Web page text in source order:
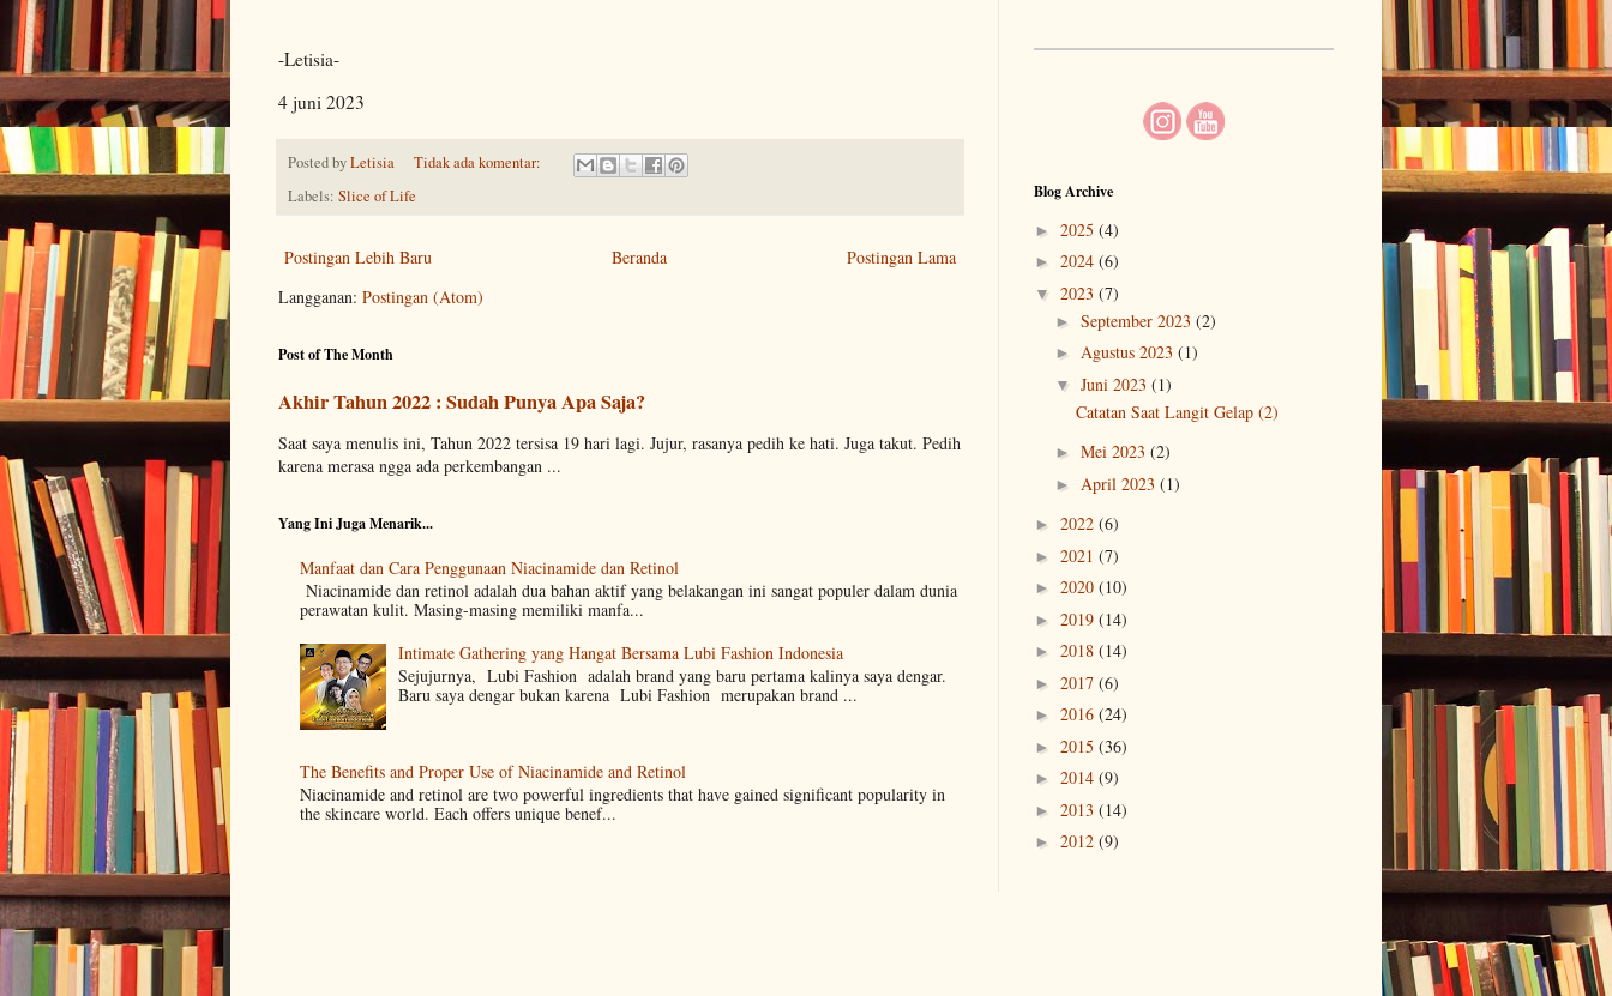
-Letisia-
4 juni 2023
Posted byLetisia
Tidak ada komentar:
Labels: Slice of Life
Postingan Lebih Baru Postingan Lama
Beranda
Langganan: Postingan (Atom)
Post of The Month
Akhir Tahun 2022 : Sudah Punya Apa Saja?
Saat saya menulis ini, Tahun 2022 tersisa 19 hari lagi. Jujur, rasanya pedih ke hati. Juga takut. Pedih
karena merasa ngga ada perkembangan ...
Yang Ini Juga Menarik...
Manfaat dan Cara Penggunaan Niacinamide dan Retinol
Niacinamide dan retinol adalah dua bahan aktif yang belakangan ini sangat populer dalam dunia
perawatan kulit. Masing-masing memiliki manfa...
Intimate Gathering yang Hangat Bersama Lubi Fashion Indonesia
Sejujurnya, Lubi Fashion adalah brand yang baru pertama kalinya saya dengar.
Baru saya dengar bukan karena Lubi Fashion merupakan brand ...
The Benefits and Proper Use of Niacinamide and Retinol
Niacinamide and retinol are two powerful ingredients that have gained significant popularity in
the skincare world. Each offers unique benef...
Blog Archive
► 2025 (4)
► 2024 (6)
▼ 2023 (7)
► September 2023 (2)
► Agustus 2023 (1)
▼ Juni 2023 (1)
Catatan Saat Langit Gelap (2)
► Mei 2023 (2)
► April 2023 (1)
► 2022 (6)
► 2021 (7)
► 2020 (10)
► 2019 (14)
► 2018 (14)
► 2017 (6)
► 2016 (24)
► 2015 (36)
► 2014 (9)
► 2013 (14)
► 2012 (9)